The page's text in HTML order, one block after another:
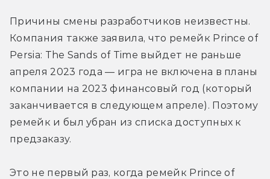
Причины смены разработчиков неизвестны.
Компания также заявила, что ремейк Prince of
Persia: The Sands of Time выйдет не раньше
апреля 2023 года — игра не включена в планы
компании на 2023 финансовый год (который
заканчивается в следующем апреле). Поэтому
ремейк и был убран из списка доступных к
предзаказу.
Это не первый раз, когда ремейк Prince of